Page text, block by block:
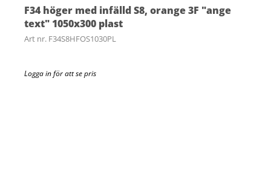
F34 höger med infälld S8, orange 3F "ange
text" 1050x300 plast
Art nr. F34S8HFOS1030PL
Logga in för att se pris